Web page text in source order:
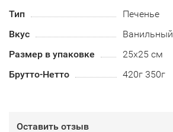
Тип
Печенье
Вкус
Ванильный
Размер в упаковке
25х25 см
Брутто-Нетто
420г 350г
Оставить отзыв